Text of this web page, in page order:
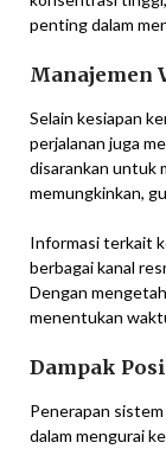
penting dalam
Manajemen
Selain kesiapan
perjalanan juga
disarankan untuk
memungkinkan,
Informasi terkait
berbagai kanal
Dengan
menentukan
Dampak
Penerapan
dalam mengurai